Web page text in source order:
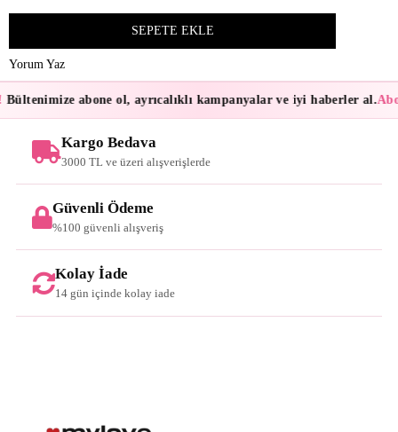
Yorum Yaz
abone ol, ayrıcalıklı kampanyalar ve iyi haberler al.
Kargo Bedava
3000 TL ve üzeri alışverişlerde
Güvenli Ödeme
%100 güvenli alışveriş
Kolay İade
14 gün içinde kolay iade